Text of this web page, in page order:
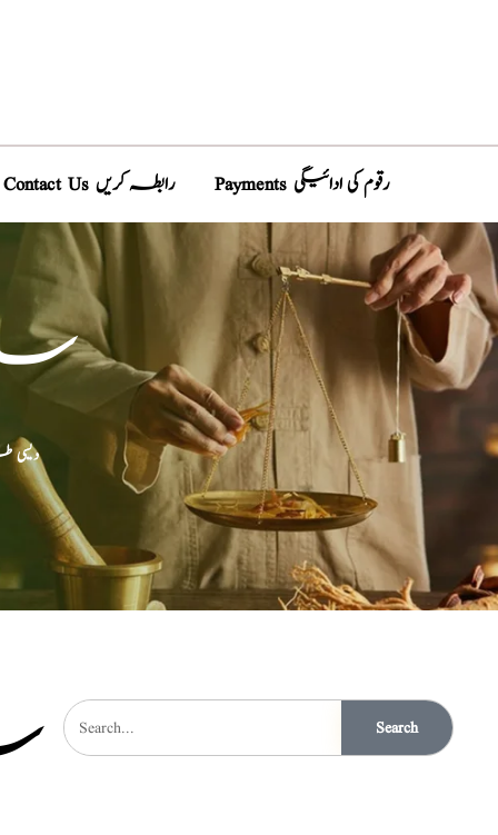
Contact Us رابطہ کریں Payments رقوم کی ادائیگی
دیسی
Search